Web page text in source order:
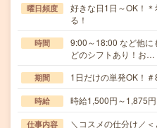
曜日頻度
好きな日1日～OK！
る！
時間
9:00～18:00 など他
どのシフトあり！お…
期間 1日だけの単発OK！
時給 時給1,500円～1,875円
仕事内容
＼コスメの仕分け／